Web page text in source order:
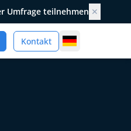
Umfrage teilnehmen ✕
Kontakt Germany